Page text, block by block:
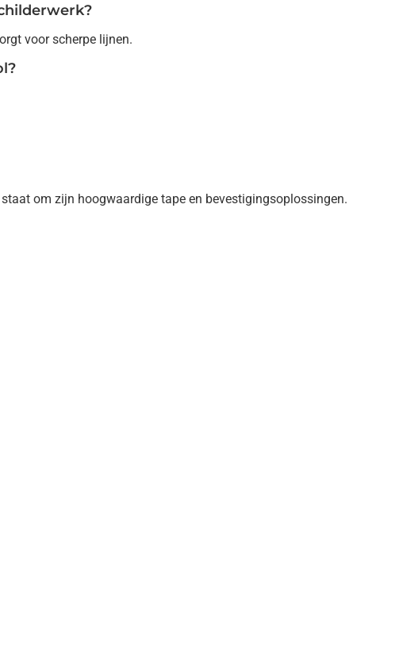
voor scherpe lijnen.
om zijn hoogwaardige tape en bevestigingsoplossingen.